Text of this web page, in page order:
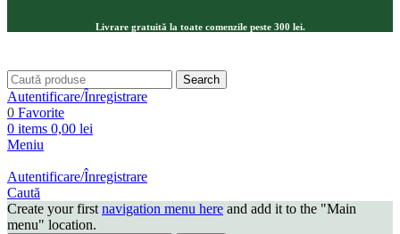
Livrare gratuită la toate comenzile peste 300 lei.
Search
Autentificare/Înregistrare
0 Favorite
0 items 0,00 lei
Meniu
Autentificare/Înregistrare
Caută
Create your first navigation menu here and add it to the "Main
menu" location.